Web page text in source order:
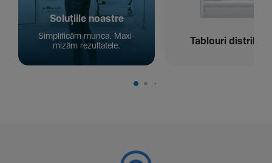
Solu­țiile noastre
Simpli­ficăm munca. Maxi­
mizăm rezul­ta­tele.
Tablouri